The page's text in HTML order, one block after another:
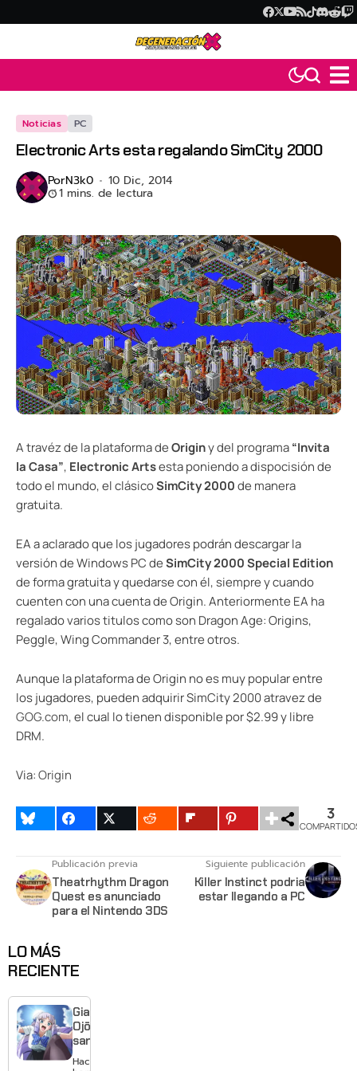
Noticias PC
Electronic Arts esta regalando SimCity 2000
PorN3k0 10 Dic, 2014
1 mins. de lectura
A travéz de la plataforma deOriginy del programa“Invita
la Casa”, Electronic Artsesta poniendo a dispocisión de
todo el mundo, el clásicoSimCity 2000de manera
gratuita.
EA a aclarado que los jugadores podrán descargar la
versión de Windows PC deSimCity 2000 Special Edition
de forma gratuita y quedarse con él, siempre y cuando
cuenten con una cuenta de Origin. Anteriormente EA ha
regalado varios titulos como son Dragon Age: Origins,
Peggle, Wing Commander 3, entre otros.
Aunque la plataforma de Origin no es muy popular entre
los jugadores, pueden adquirir SimCity 2000 atravez de
GOG.com, el cual lo tienen disponible por $2.99 y libre
DRM.
Via:Origin
3
Publicación previa
Theatrhythm Dragon
Quest es anunciado
para el Nintendo 3DS
Siguiente publicación
Killer Instinct podria
estar llegando a PC
LO MÁS
RECIENTE
Giant
Ojō-
sama
revela
Hace 16